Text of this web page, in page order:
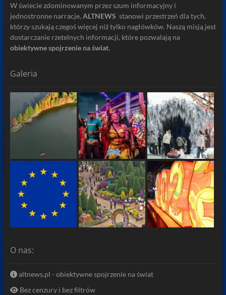
W świecie zdominowanym przez szum informacyjny i
jednostronne narracje, ALTNEWS stanowi przestrzeń dla tych,
którzy szukają czegoś więcej niż tylko nagłówków. Naszą misją jest
dostarczanie rzetelnych informacji, które pozwalają na
obiektywne spojrzenie na świat.
Galeria
O nas:
altnews.pl - obiektywne spojrzenie na świat
Bez cenzury i bez filtrów